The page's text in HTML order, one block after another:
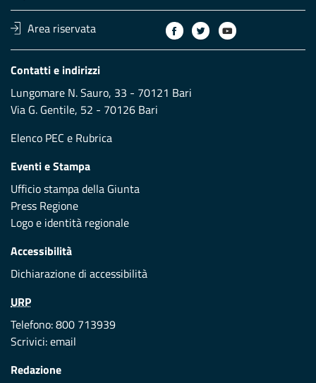
Area riservata
Contatti e indirizzi
Lungomare N. Sauro, 33 - 70121 Bari
Via G. Gentile, 52 - 70126 Bari
Elenco PEC e Rubrica
Eventi e Stampa
Ufficio stampa della Giunta
Press Regione
Logo e identità regionale
Accessibilità
Dichiarazione di accessibilità
URP
Telefono: 800 713939
Scrivici:email
Redazione